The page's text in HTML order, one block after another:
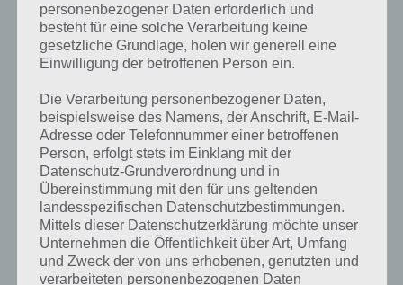
Kurze Begriffserklärung zur Lösung
Woche
Woche ist die Lösung für das tägliche Rätsel am 4.3.2018 in 4 Bilder 1
Wort, doch welche Bedeutung hat dieses eigentlich?
In vielen Kulturen ist die Woche mittlerweile eine gebräuchliche
Zeiteinheit und definiert sich als Zeitraum von sieben Tagen. Dabei
sei jedoch erwähnt, dass eine Woche in den meisten Ländern keine
gesetzliche Einheit ist und auch keine physikalische Maßeinheit im
Einheitensystem.
personenbezogener Daten erforderlich und
besteht für eine solche Verarbeitung keine
gesetzliche Grundlage, holen wir generell eine
Einwilligung der betroffenen Person ein.
Die Verarbeitung personenbezogener Daten,
beispielsweise des Namens, der Anschrift, E-Mail-
Adresse oder Telefonnummer einer betroffenen
Person, erfolgt stets im Einklang mit der
Datenschutz-Grundverordnung und in
Übereinstimmung mit den für uns geltenden
landesspezifischen Datenschutzbestimmungen.
Mittels dieser Datenschutzerklärung möchte unser
Unternehmen die Öffentlichkeit über Art, Umfang
und Zweck der von uns erhobenen, genutzten und
verarbeiteten personenbezogenen Daten